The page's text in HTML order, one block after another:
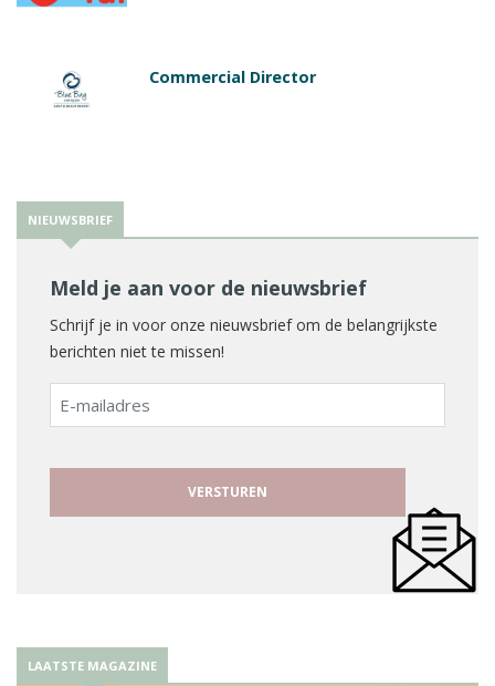
Commercial Director
NIEUWSBRIEF
Meld je aan voor de nieuwsbrief
Schrijf je in voor onze nieuwsbrief om de belangrijkste
berichten niet te missen!
E-
mailadres
LAATSTE MAGAZINE